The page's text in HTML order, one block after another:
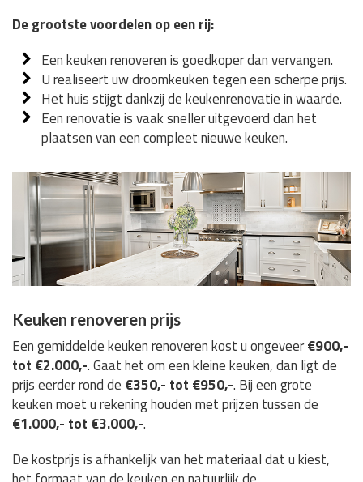
De grootste voordelen op een rij:
Een keuken renoveren is goedkoper dan vervangen.
U realiseert uw droomkeuken tegen een scherpe prijs.
Het huis stijgt dankzij de keukenrenovatie in waarde.
Een renovatie is vaak sneller uitgevoerd dan het
plaatsen van een compleet nieuwe keuken.
Keuken renoveren prijs
Een gemiddelde keuken renoveren kost u ongeveer€900,-
tot €2.000,-. Gaat het om een kleine keuken, dan ligt de
prijs eerder rond de €350,- tot €950,-. Bij een grote
keuken moet u rekening houden met prijzen tussen de
€1.000,- tot €3.000,-.
De kostprijs is afhankelijk van het materiaal dat u kiest,